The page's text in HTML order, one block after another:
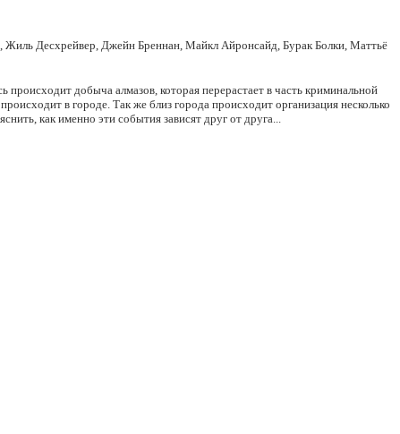
Десхрейвер, Джейн Бреннан, Майкл Айронсайд, Бурак Болки, Маттьё
добыча алмазов, которая перерастает в часть криминальной
в городе. Так же близ города происходит организация несколько
как именно эти события зависят друг от друга...